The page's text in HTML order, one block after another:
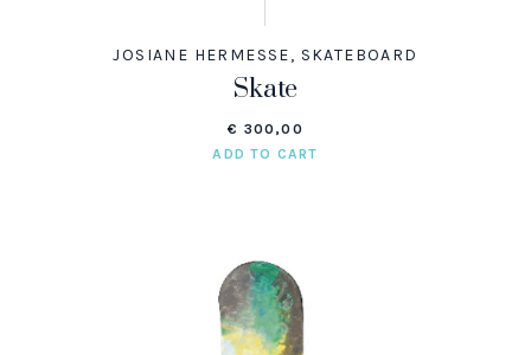
JOSIANE HERMESSE, SKATEBOARD
Skate
€ 300,00
ADD TO CART